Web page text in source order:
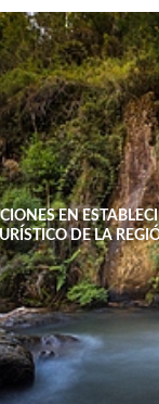
EN
DE LA
15,4%